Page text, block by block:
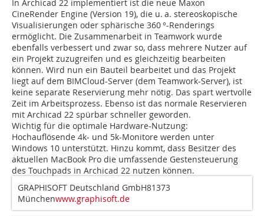
In Archicad 22 implementiert ist die neue Maxon
CineRender Engine (Version 19), die u. a. stereoskopische
Visualisierungen oder sphärische 360 °-Renderings
ermöglicht. Die Zusammenarbeit in Teamwork wurde
ebenfalls verbessert und zwar so, dass mehrere Nutzer auf
ein Projekt zuzugreifen und es gleichzeitig bearbeiten
können. Wird nun ein Bauteil bearbeitet und das Projekt
liegt auf dem BIMCloud-Server (dem Teamwork-Server), ist
keine separate Reservierung mehr nötig. Das spart wertvolle
Zeit im Arbeitsprozess. Ebenso ist das normale Reservieren
mit Archicad 22 spürbar schneller geworden.
Wichtig für die optimale Hardware-Nutzung:
Hochauflösende 4k- und 5k-Monitore werden unter
Windows 10 unterstützt. Hinzu kommt, dass Besitzer des
aktuellen MacBook Pro die umfassende Gestensteuerung
des Touchpads in Archicad 22 nutzen können.
GRAPHISOFT Deutschland GmbH81373
Münchenwww.graphisoft.de